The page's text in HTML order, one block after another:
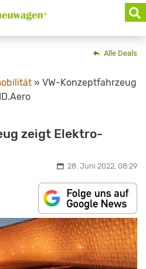
Alle Deals
» VW-Konzeptfahrzeug
zeigt Elektro-
28. Juni 2022, 08:29